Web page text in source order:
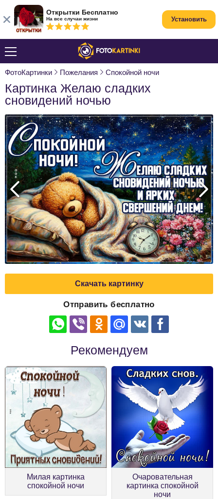
ФотоКартинки Пожелания Спокойной ночи
Картинка Желаю сладких
сновидений ночью
Скачать картинку
Отправить бесплатно
Рекомендуем
Милая картинка
спокойной ночи
Очаровательная
картинка спокойной
ночи
Открытки Бесплатно
На все случаи жизни Установить